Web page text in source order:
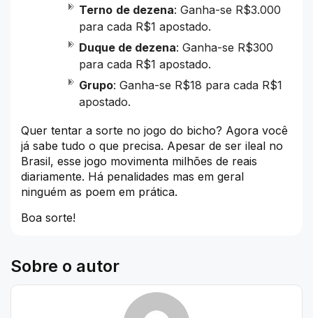
Terno de dezena: Ganha-se R$3.000
para cada R$1 apostado.
Duque de dezena: Ganha-se R$300
para cada R$1 apostado.
Grupo: Ganha-se R$18 para cada R$1
apostado.
Quer tentar a sorte no jogo do bicho? Agora você
já sabe tudo o que precisa. Apesar de ser ileal no
Brasil, esse jogo movimenta milhões de reais
diariamente. Há penalidades mas em geral
ninguém as poem em prática.
Boa sorte!
Sobre o autor